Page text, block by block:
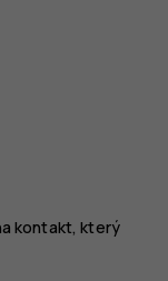
kontakt, který